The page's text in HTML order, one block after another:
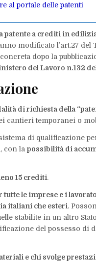
al portale delle patenti
patente a crediti in
modificato l’art.27
dopo la
del Lavoro n.132
di richiesta della
cantieri temporanei o
di qualificazione
, con lapossibilità di
15 crediti.
tutte le imprese e i
italiani che esteri.
stabilite in un altro
del possesso
e chi svolge